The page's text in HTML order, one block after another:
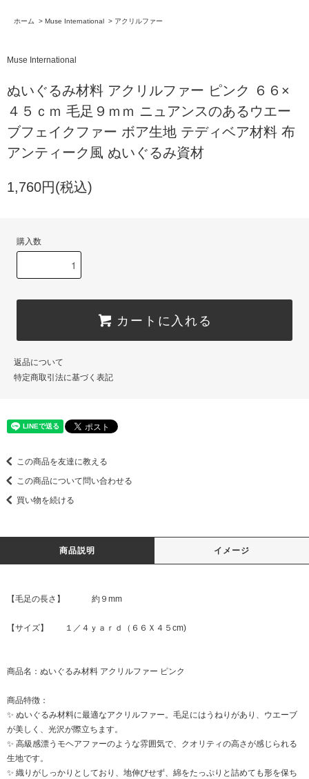
ホーム > Muse International > アクリルファー
Muse International
ぬいぐるみ材料 アクリルファー ピンク ６６×
４５ｃｍ 毛足９ｍｍ ニュアンスのあるウエー
ブフェイクファー ボア生地 テディベア材料 布
アンティーク風 ぬいぐるみ資材
1,760円(税込)
購入数
カートに入れる
返品について
特定商取引法に基づく表記
この商品を友達に教える
この商品について問い合わせる
買い物を続ける
商品説明 イメージ
【毛足の長さ】 約９mm
【サイズ】 １／４ｙａｒｄ（６６Ｘ４５cm)
商品名：ぬいぐるみ材料 アクリルファー ピンク
商品特徴：
✨ ぬいぐるみ材料に最適なアクリルファー。毛足にはうねりがあり、ウエーブ
が美しく、光沢が際立ちます。
✨ 高級感漂うモヘアファーのような雰囲気で、クオリティの高さが感じられる
生地です。
✨ 織りがしっかりとしており、地伸びせず、綿をたっぷりと詰めても形を保ち